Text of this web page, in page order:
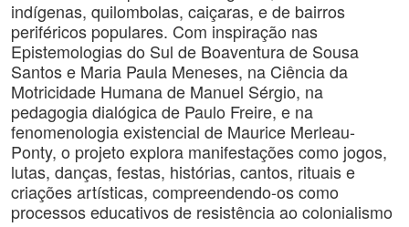
indígenas, quilombolas, caiçaras, e de bairros
periféricos populares. Com inspiração nas
Epistemologias do Sul de Boaventura de Sousa
Santos e Maria Paula Meneses, na Ciência da
Motricidade Humana de Manuel Sérgio, na
pedagogia dialógica de Paulo Freire, e na
fenomenologia existencial de Maurice Merleau-
Ponty, o projeto explora manifestações como jogos,
lutas, danças, festas, histórias, cantos, rituais e
criações artísticas, compreendendo-os como
processos educativos de resistência ao colonialismo